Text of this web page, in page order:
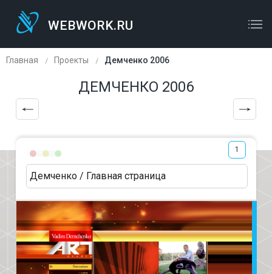
WEBWORK.RU
Главная Проекты Демченко 2006
ДЕМЧЕНКО 2006
1
Демченко / Главная страница